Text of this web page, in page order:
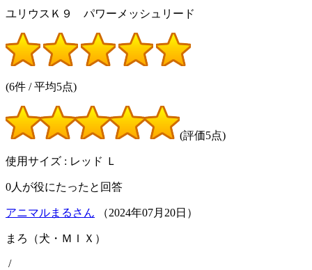
ユリウスＫ９ パワーメッシュリード
(6件 / 平均5点)
(評価5点)
使用サイズ : レッド Ｌ
0人が役にたったと回答
アニマルまるさん （2024年07月 20日）
まろ（犬・ＭＩＸ）
/